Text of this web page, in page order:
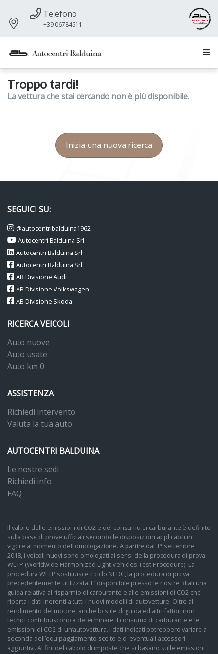
Telefono
+39 06784611
Troppo tardi!
La vettura che stai cercando non è più disponibile.
Inizia una nuova ricerca
SEGUICI SU:
@autocentribalduina1962
Autocentri Balduina Srl
Autocentri Balduina Srl
Autocentri Balduina Srl
AB Divisione Audi
AB Divisione Volkswagen
AB Divisione Skoda
RICERCA VEICOLI
Auto nuove
Auto usate
Auto km 0
ASSISTENZA
Richiedi intervento
Valuta la tua auto
AUTOCENTRI BALDUINA
Le nostre sedi
Richiedi info
FAQ
Il valore delle emissioni di CO2 e del consumo di carburante è definito
sulla base di prove ufficiali secondo le disposizioni applicabili in
vigore al momento dell'omologazione. A partire dal 1° settembre
2018, i veicoli nuovi sono omologati ai sensi della procedura di prova
WLTP (Worldwide Harmonized Light Vehicles Test Procedure). La
procedura WLTP sostituisce il ciclo NEDC, la procedura di prova
precedentemente utilizzata. E’ disponibile presso le nostre filiali una
guida relativa al risparmio di carburante e alle emissioni di CO2 che
riporta i dati inerenti a tutti i nuovi modelli di autovetture. Oltre al
rendimento del motore, anche lo stile di guida ed altri fattori non
tecnici contribuiscono a determinare il consumo di carburante e le
emissioni di CO2 di un’autovettura. I dati indicati potrebbero variare a
seconda dell’equipaggiamento scelto e di eventuali accessori
aggiuntivi. Ai fini del calcolo di imposte che si basano sulle emissioni